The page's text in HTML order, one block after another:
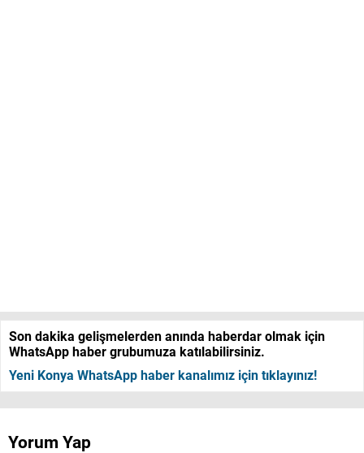
Son dakika gelişmelerden anında haberdar olmak için
WhatsApp haber grubumuza katılabilirsiniz.
Yeni Konya WhatsApp haber kanalımız için tıklayınız!
Yorum Yap